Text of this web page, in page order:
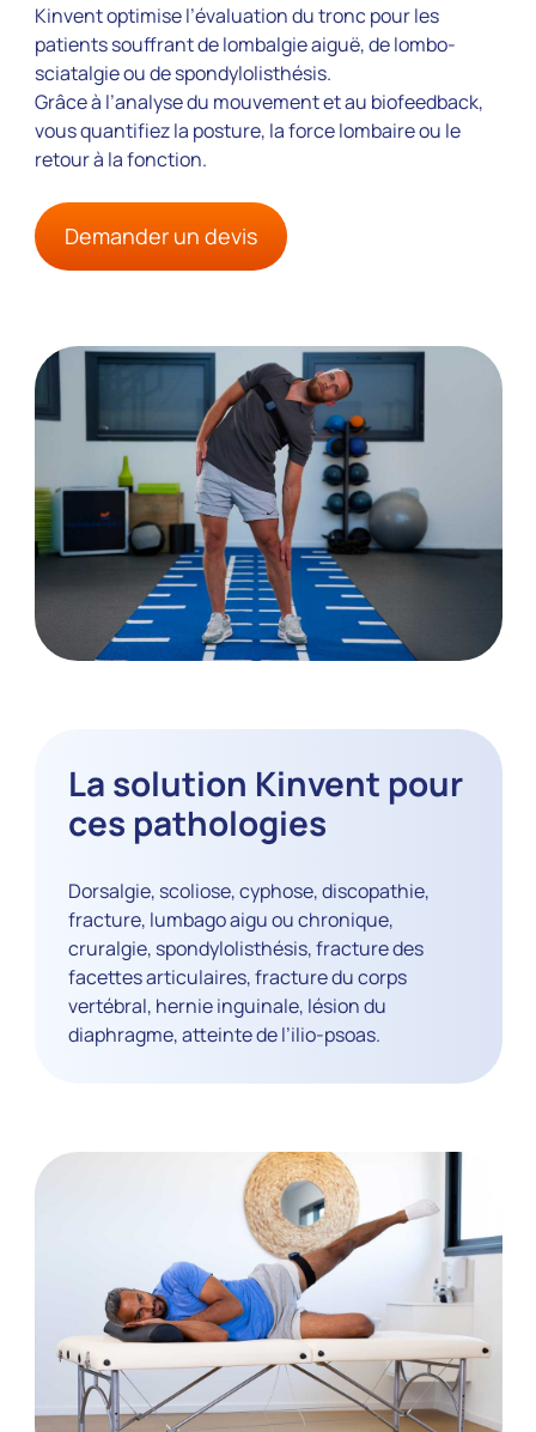
Kinvent optimise l’évaluation du tronc pour les
patients souffrant de lombalgie aiguë, de lombo-
sciatalgie ou de spondylolisthésis.
Grâce à l’analyse du mouvement et au biofeedback,
vous quantifiez la posture, la force lombaire ou le
retour à la fonction.
Demander un devis
La solution Kinvent pour
ces pathologies
Dorsalgie, scoliose, cyphose, discopathie,
fracture, lumbago aigu ou chronique,
cruralgie, spondylolisthésis, fracture des
facettes articulaires, fracture du corps
vertébral, hernie inguinale, lésion du
diaphragme, atteinte de l’ilio-psoas.